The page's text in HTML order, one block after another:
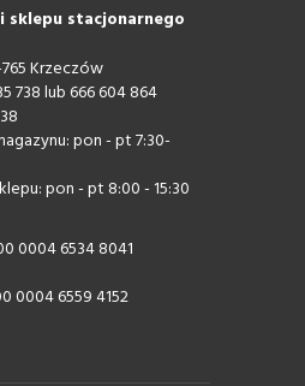
sklepu stacjonarnego
Krzeczów
738 lub 666 604 864
pon - pt 7:30-
pon - pt 8:00 - 15:30
0004 6534 8041
0004 6559 4152